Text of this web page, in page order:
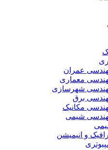
عمران
معماری
شهرسازی
برق
مکانیک
شیمی
و انیمیشن